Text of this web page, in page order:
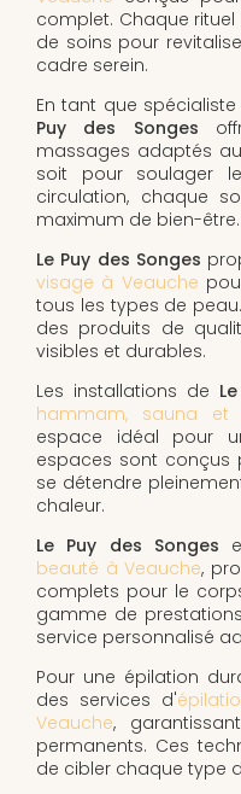
complet. Chaque
de soins pour
cadre serein.
En tant que spécialiste
Puy des Songes
massages adaptés
soit pour soulager
circulation, chaque
maximum de bien-être.
Le Puy des Songes
visage à Veauche
tous les types de
des produits de
visibles et durables.
Les installations de
hammam, sauna
espace idéal pour
espaces sont conçus
se détendre
chaleur.
Le Puy des Songes
beauté à Veauche,
complets pour le
gamme de
service personnalisé
Pour une épilation
des services d'
Veauche,
permanents. Ces
de cibler chaque type